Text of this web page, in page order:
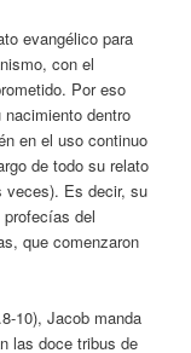
evangélico para
con el
Por eso
dentro
en el uso continuo
de todo su relato
veces). Es decir, su
del
que comenzaron
10), Jacob manda
las doce tribus de